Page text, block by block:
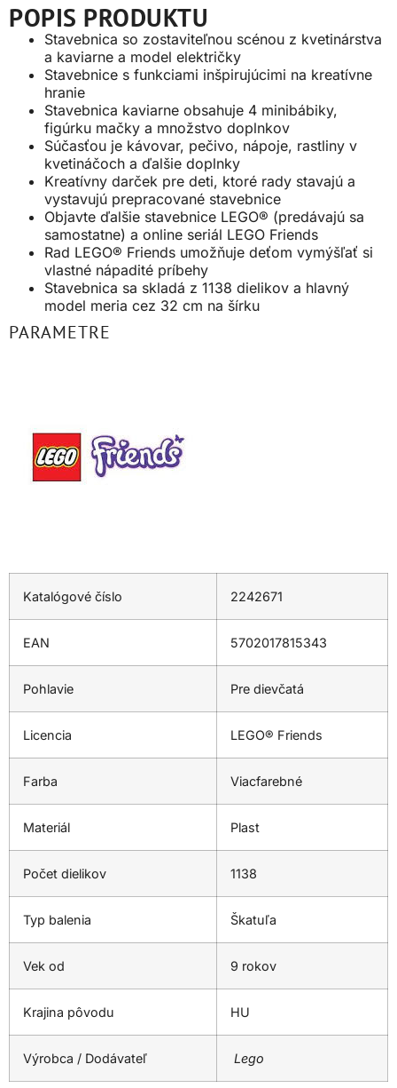
POPIS PRODUKTU
Stavebnica so zostaviteľnou scénou z kvetinárstva
a kaviarne a model električky
Stavebnice s funkciami inšpirujúcimi na kreatívne
hranie
Stavebnica kaviarne obsahuje 4 minibábiky,
figúrku mačky a množstvo doplnkov
Súčasťou je kávovar, pečivo, nápoje, rastliny v
kvetináčoch a ďalšie doplnky
Kreatívny darček pre deti, ktoré rady stavajú a
vystavujú prepracované stavebnice
Objavte ďalšie stavebnice LEGO® (predávajú sa
samostatne) a online seriál LEGO Friends
Rad LEGO® Friends umožňuje deťom vymýšľať si
vlastné nápadité príbehy
Stavebnica sa skladá z 1138 dielikov a hlavný
model meria cez 32 cm na šírku
PARAMETRE
Katalógové číslo 2242671
EAN 5702017815343
Pohlavie Pre dievčatá
Licencia LEGO® Friends
Farba Viacfarebné
Materiál Plast
Počet dielikov 1138
Typ balenia Škatuľa
Vek od 9 rokov
Krajina pôvodu HU
Výrobca / Dodávateľ Lego